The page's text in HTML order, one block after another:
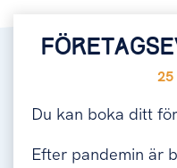
25
Du kan boka ditt
Efter pandemin är